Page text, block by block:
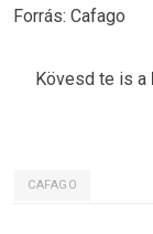
Forrás: Cafago
Kövesd te is a
CAFAGO